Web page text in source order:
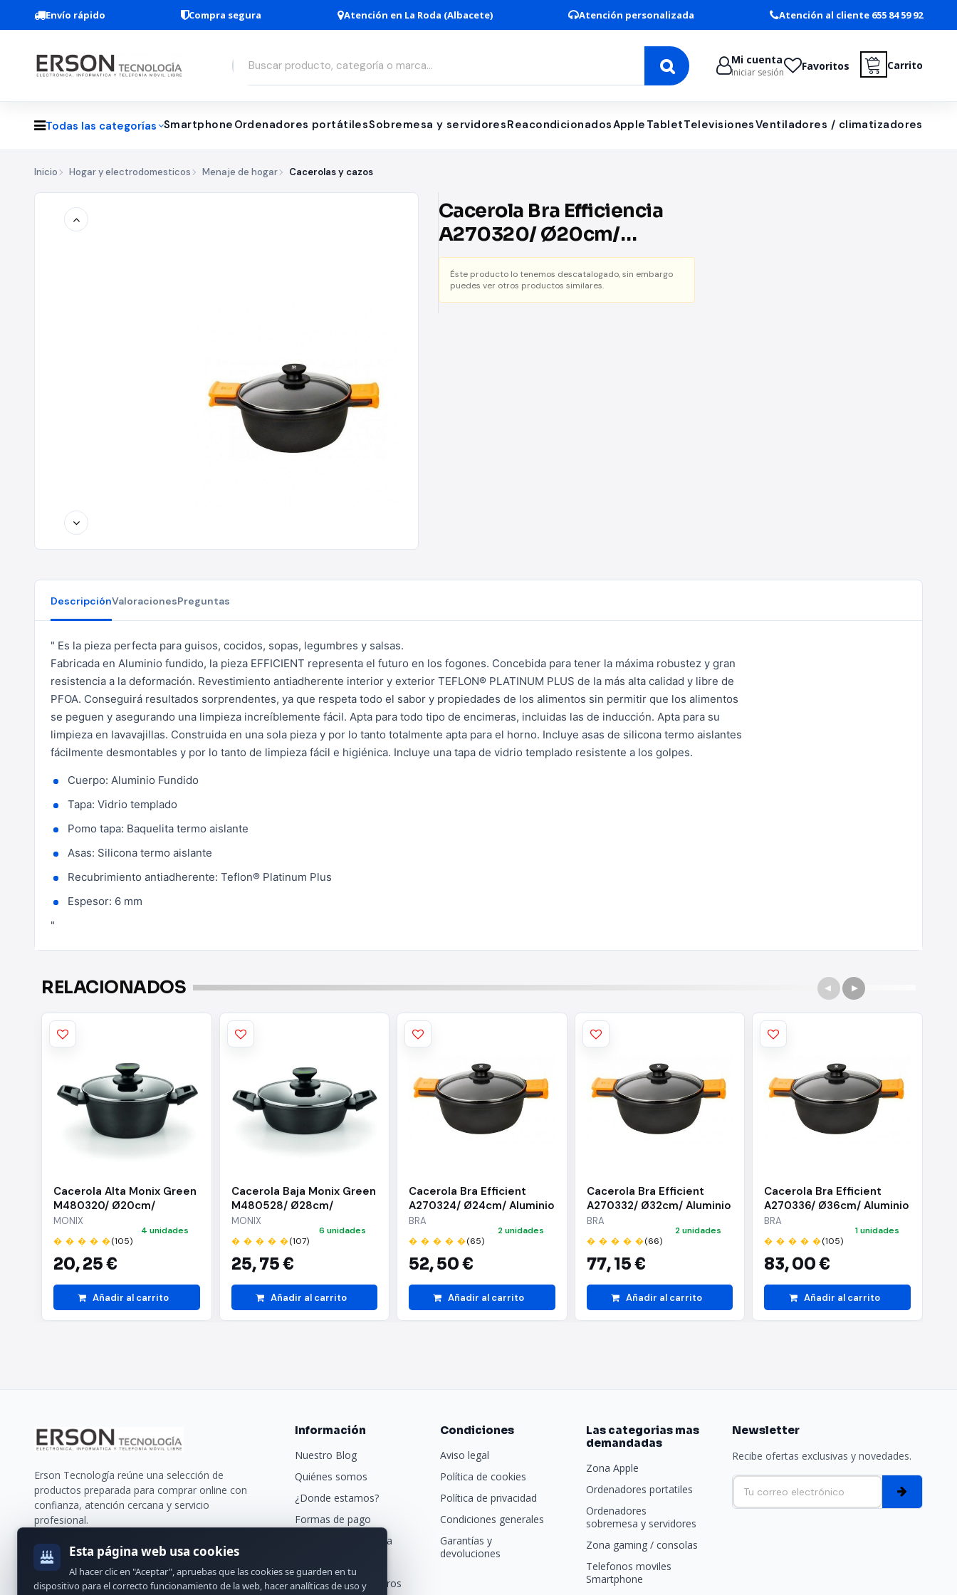
Envío rápido Compra segura Atención en La Roda (Albacete) Atención personalizada Atención al cliente 655 84 59 92
Mi cuenta
Iniciar sesión Favoritos Carrito
Todas las categorías Smartphone Ordenadores portátilesSobremesa y servidoresReacondicionadosApple TabletTelevisionesVentiladores / climatizadores
Inicio Hogar y electrodomesticos Menaje de hogar Cacerolas y cazos
Cacerola Bra Efficiencia
A270320/ Ø20cm/
Aluminio fundido/ Apta
para Inducción
Éste producto lo tenemos descatalogado, sin embargo
puedes ver otros productos similares.
DescripciónValoracionesPreguntas
" Es la pieza perfecta para guisos, cocidos, sopas, legumbres y salsas.
Fabricada en Aluminio fundido, la pieza EFFICIENT representa el futuro en los fogones. Concebida para tener la máxima robustez y gran
resistencia a la deformación. Revestimiento antiadherente interior y exterior TEFLON® PLATINUM PLUS de la más alta calidad y libre de
PFOA. Conseguirá resultados sorprendentes, ya que respeta todo el sabor y propiedades de los alimentos sin permitir que los alimentos
se peguen y asegurando una limpieza increíblemente fácil. Apta para todo tipo de encimeras, incluidas las de inducción. Apta para su
limpieza en lavavajillas. Construida en una sola pieza y por lo tanto totalmente apta para el horno. Incluye asas de silicona termo aislantes
fácilmente desmontables y por lo tanto de limpieza fácil e higiénica. Incluye una tapa de vidrio templado resistente a los golpes.
Cuerpo: Aluminio Fundido
Tapa: Vidrio templado
Pomo tapa: Baquelita termo aislante
Asas: Silicona termo aislante
Recubrimiento antiadherente: Teflon® Platinum Plus
Espesor: 6 mm
"
RELACIONADOS
Cacerola Alta Monix Green
M480320/ Ø20cm/
Aluminio forjado/ Apta
para Inducción
MONIX
� � � � �(105)
20,25 €
4 unidades
Añadir al carrito
Cacerola Baja Monix Green
M480528/ Ø28cm/
Aluminio forjado/ Apta
para Inducción
MONIX
� � � � �(107)
25,75 €
6 unidades
Añadir al carrito
Cacerola Bra Efficient
A270324/ Ø24cm/ Aluminio
fundido/ Apta para
Inducción
BRA
� � � � �(65)
52,50 €
2 unidades
Añadir al carrito
Cacerola Bra Efficient
A270332/ Ø32cm/ Aluminio
fundido/ Apta para
Inducción
BRA
� � � � �(66)
77,15 €
2 unidades
Añadir al carrito
Cacerola Bra Efficient
A270336/ Ø36cm/ Aluminio
fundido/ Apta para
Inducción
BRA
� � � � �(105)
83,00 €
1 unidades
Añadir al carrito
Erson Tecnología reúne una selección de
productos preparada para comprar online con
confianza, atención cercana y servicio
profesional.
Información
Nuestro Blog
Quiénes somos
¿Donde estamos?
Formas de pago
Transporte y entrega
Contacta con nosotros
Condiciones
Aviso legal
Política de cookies
Política de privacidad
Condiciones generales
Garantías y
devoluciones
Las categorias mas
demandadas
Zona Apple
Ordenadores portatiles
Ordenadores
sobremesa y servidores
Zona gaming / consolas
Telefonos moviles
Smartphone
Newsletter
Recibe ofertas exclusivas y novedades.
Esta página web usa cookies
Al hacer clic en "Aceptar", apruebas que las cookies se guarden en tu
dispositivo para el correcto funcionamiento de la web, hacer analíticas de uso y